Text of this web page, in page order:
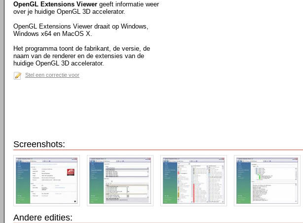
OpenGL Extensions Viewer geeft informatie weer
over je huidige OpenGL 3D accelerator.
OpenGL Extensions Viewer draait op Windows,
Windows x64 en MacOS X.
Het programma toont de fabrikant, de versie, de
naam van de renderer en de extensies van de
huidige OpenGL 3D accelerator.
Stel een correctie voor
Screenshots:
Andere edities: